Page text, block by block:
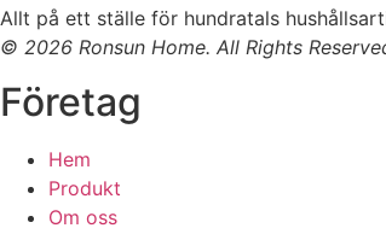
Allt på ett ställe för hundratals
© 2026 Ronsun Home. All Rights
Företag
Hem
Produkt
Om oss